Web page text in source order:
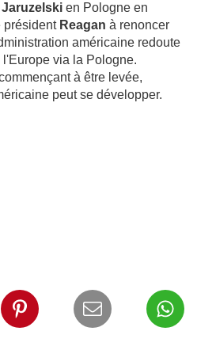
Jaruzelski en Pologne en
président Reagan à renoncer
américaine redoute
via la Pologne.
à être levée,
peut se développer.